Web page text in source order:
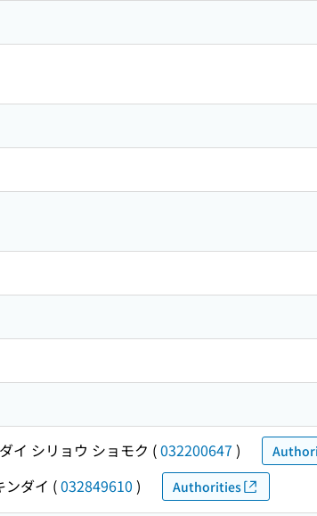
イ シリョウ ショモク (032200647 )
ンダイ (032849610 ) Authorities